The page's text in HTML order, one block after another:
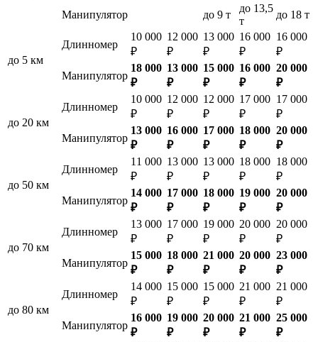
Манипулятор до 9 т
до 13,5
т
до 18 т
до 5 км
Длинномер
10 000
₽
12 000
₽
13 000
₽
16 000
₽
16 000
₽
Манипулятор
18 000
₽
13 000
₽
15 000
₽
16 000
₽
20 000
₽
до 20 км
Длинномер
10 000
₽
12 000
₽
12 000
₽
17 000
₽
17 000
₽
Манипулятор
13 000
₽
16 000
₽
17 000
₽
18 000
₽
20 000
₽
до 50 км
Длинномер
11 000
₽
13 000
₽
13 000
₽
18 000
₽
18 000
₽
Манипулятор
14 000
₽
17 000
₽
18 000
₽
19 000
₽
20 000
₽
до 70 км
Длинномер
13 000
₽
17 000
₽
19 000
₽
20 000
₽
20 000
₽
Манипулятор
15 000
₽
18 000
₽
21 000
₽
20 000
₽
23 000
₽
до 80 км
Длинномер
14 000
₽
15 000
₽
15 000
₽
21 000
₽
21 000
₽
Манипулятор
16 000
₽
19 000
₽
20 000
₽
21 000
₽
25 000
₽